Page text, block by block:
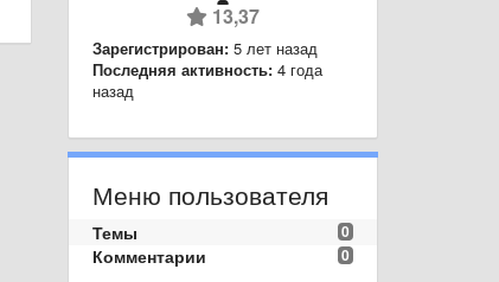
13,37
Зарегистрирован: 5 лет назад
Последняя активность: 4 года
назад
Меню пользователя
0
Темы
0
Комментарии